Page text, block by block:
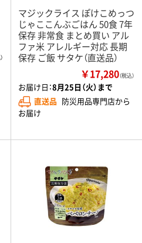
マジックライス ぽけこめっつ
じゃここんぶごはん 50食 7年
保存 非常食 まとめ買い アル
ファ米 アレルギー対応 長期
保存 ご飯 サタケ（直送品）
￥17,280（税込）
お届け日：8月25日（火）まで
直送品 防災用品専門店から
お届け